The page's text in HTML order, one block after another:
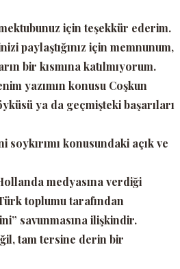
için teşekkür ederim.
paylaştığınız için memnunum,
bir kısmına katılmıyorum.
yazımın konusu Coşkun
ya da geçmişteki başarıları
soykırımı konusundaki açık ve
medyasına verdiği
toplumu tarafından
savunmasına ilişkindir.
tam tersine derin bir